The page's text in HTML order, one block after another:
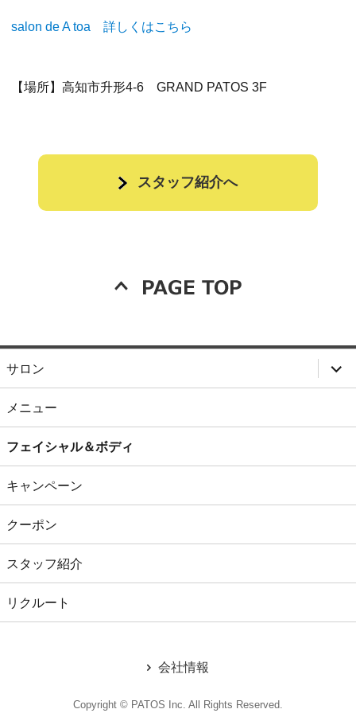
salon de A toa 詳しくはこちら
【場所】高知市升形4-6 GRAND PATOS 3F
スタッフ紹介へ
会社情報
Copyright © PATOS Inc. All Rights Reserved.